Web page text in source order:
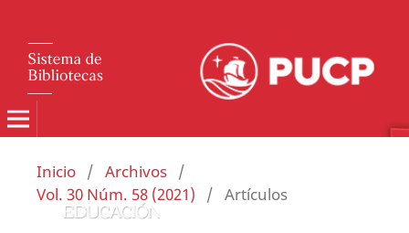
Inicio / Archivos /
Vol. 30 Núm. 58 (2021)
/ Artículos